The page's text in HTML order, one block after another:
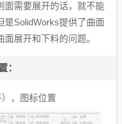
面需要展开的话，就不能
是SolidWorks提供了曲面
展开和下料的问题。
：
，图标位置